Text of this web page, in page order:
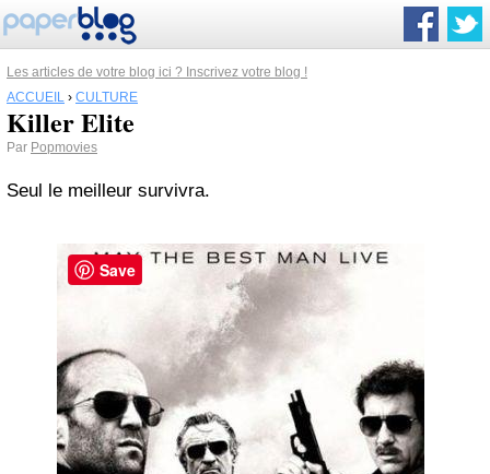
Les articles de votre blog ici ? Inscrivez votre blog !
ACCUEIL › CULTURE
Killer Elite
Par Popmovies
Seul le meilleur survivra.
Save